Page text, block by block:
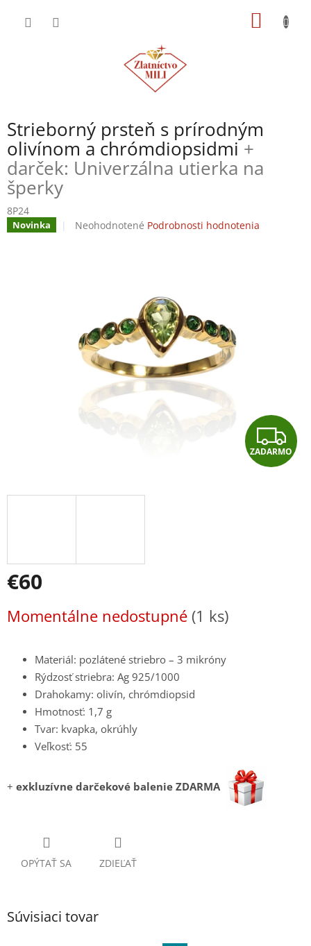
Strieborný prsteň s prírodným
olivínom a chrómdiopsidmi+
darček: Univerzálna utierka na
šperky
8P24
Novinka
Priemerné
hviezdičiek.
Neohodnotené Podrobnosti hodnotenia
Z
A
ZADARMO
€60
cena:
Momentálne nedostupné (1 ks)
Materiál: pozlátené striebro – 3 mikróny
Rýdzosť striebra: Ag 925/1000
Drahokamy: olivín, chrómdiopsid
Hmotnosť: 1,7 g
Tvar: kvapka, okrúhly
Veľkosť: 55
+ exkluzívne darčekové balenie ZDARMA
OPÝTAŤ SA ZDIEĽAŤ
Súvisiaci tovar